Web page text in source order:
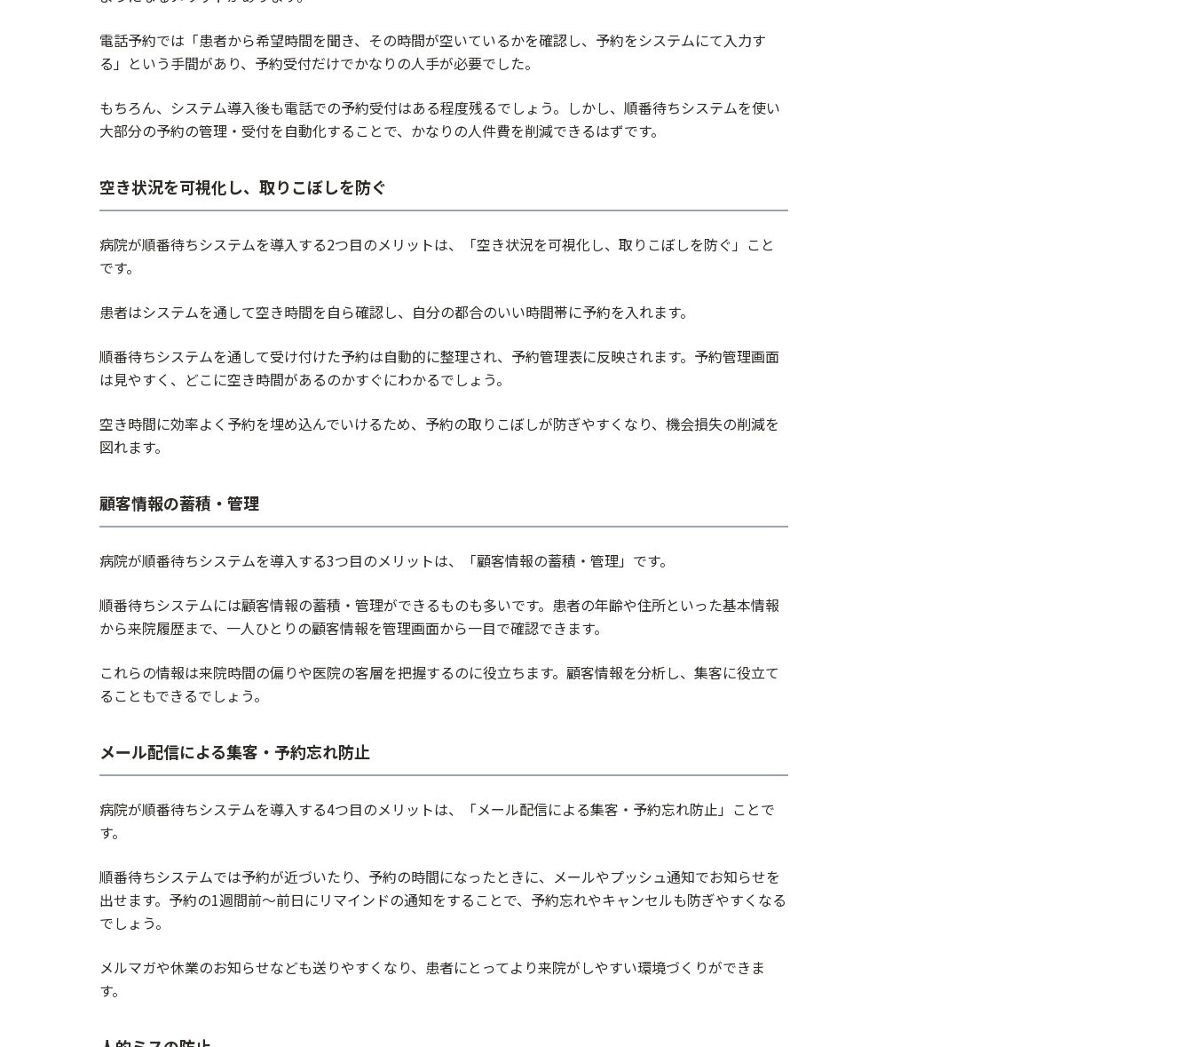
電話予約では「患者から希望時間を聞き、その時間が空いているかを確認し、予約をシステムにて入力す
る」という手間があり、予約受付だけでかなりの人手が必要でした。
もちろん、システム導入後も電話での予約受付はある程度残るでしょう。しかし、順番待ちシステムを使い
大部分の予約の管理・受付を自動化することで、かなりの人件費を削減できるはずです。
空き状況を可視化し、取りこぼしを防ぐ
病院が順番待ちシステムを導入する2つ目のメリットは、「空き状況を可視化し、取りこぼしを防ぐ」こと
です。
患者はシステムを通して空き時間を自ら確認し、自分の都合のいい時間帯に予約を入れます。
順番待ちシステムを通して受け付けた予約は自動的に整理され、予約管理表に反映されます。予約管理画面
は見やすく、どこに空き時間があるのかすぐにわかるでしょう。
空き時間に効率よく予約を埋め込んでいけるため、予約の取りこぼしが防ぎやすくなり、機会損失の削減を
図れます。
顧客情報の蓄積・管理
病院が順番待ちシステムを導入する3つ目のメリットは、「顧客情報の蓄積・管理」です。
順番待ちシステムには顧客情報の蓄積・管理ができるものも多いです。患者の年齢や住所といった基本情報
から来院履歴まで、一人ひとりの顧客情報を管理画面から一目で確認できます。
これらの情報は来院時間の偏りや医院の客層を把握するのに役立ちます。顧客情報を分析し、集客に役立て
ることもできるでしょう。
メール配信による集客・予約忘れ防止
病院が順番待ちシステムを導入する4つ目のメリットは、「メール配信による集客・予約忘れ防止」ことで
す。
順番待ちシステムでは予約が近づいたり、予約の時間になったときに、メールやプッシュ通知でお知らせを
出せます。予約の1週間前～前日にリマインドの通知をすることで、予約忘れやキャンセルも防ぎやすくなる
でしょう。
メルマガや休業のお知らせなども送りやすくなり、患者にとってより来院がしやすい環境づくりができま
す。